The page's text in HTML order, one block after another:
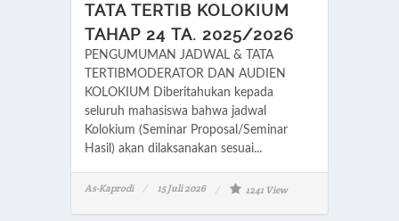
TATA TERTIB KOLOKIUM
TAHAP 24 TA. 2025/2026
PENGUMUMAN JADWAL & TATA
TERTIBMODERATOR DAN AUDIEN
KOLOKIUM Diberitahukan kepada
seluruh mahasiswa bahwa jadwal
Kolokium (Seminar Proposal/Seminar
Hasil) akan dilaksanakan sesuai...
As-Kaprodi 15 Juli 2026 1241 View